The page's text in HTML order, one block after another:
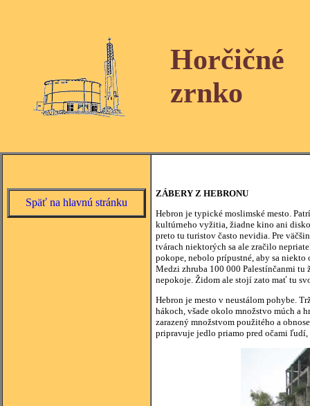
Horčičné
zrnko
Späť na hlavnú stránku
ZÁBERY Z HEBRONU
Hebron je typické moslimské mesto.
kultúrneho vyžitia, žiadne kino ani
preto tu turistov často nevidia. Pre
tvárach niektorých sa ale zračilo
pokope, nebolo prípustné, aby sa niekto
Medzi zhruba 100 000 Palestínčanmi
nepokoje. Židom ale stojí zato mať tu
Hebron je mesto v neustálom pohybe.
hákoch, všade okolo množstvo múch a
zarazený množstvom použitého a
pripravuje jedlo priamo pred očami